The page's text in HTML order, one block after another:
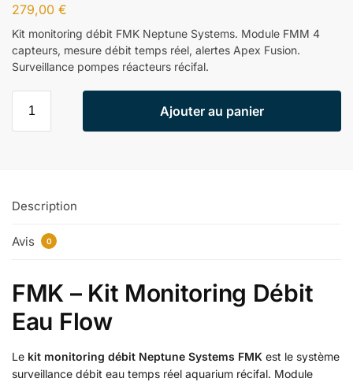
279,00 €
Kit monitoring débit FMK Neptune Systems. Module FMM 4
capteurs, mesure débit temps réel, alertes Apex Fusion.
Surveillance pompes réacteurs récifal.
Ajouter au panier
Description
Avis 0
FMK – Kit Monitoring Débit
Eau Flow
Le kit monitoring débit Neptune Systems FMK est le système
surveillance débit eau temps réel aquarium récifal. Module